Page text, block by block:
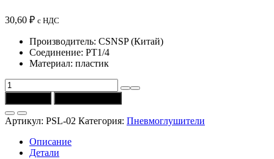
30,60 ₽ с НДС
Производитель: CSNSP (Китай)
Соединение: PT1/4
Материал: пластик
Количество
товара
Пневмоглушитель
PSL-
02
(PT1/4)
CSNSP
Артикул: PSL-02 Категория: Пневмоглушители
Описание
Детали